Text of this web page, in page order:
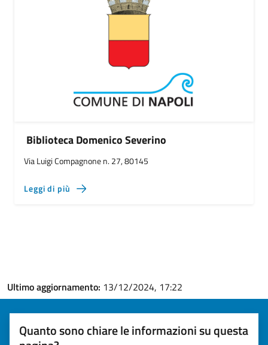
Biblioteca Domenico Severino
Via Luigi Compagnone n. 27, 80145
Leggi di più
Ultimo aggiornamento: 13/12/2024, 17:22
Quanto sono chiare le informazioni su questa